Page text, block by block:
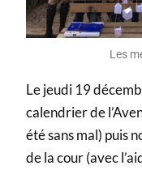
Les
Le jeudi 19
calendrier de
été sans mal) puis
de la cour (avec